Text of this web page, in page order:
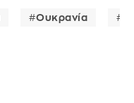
Ουκρανία